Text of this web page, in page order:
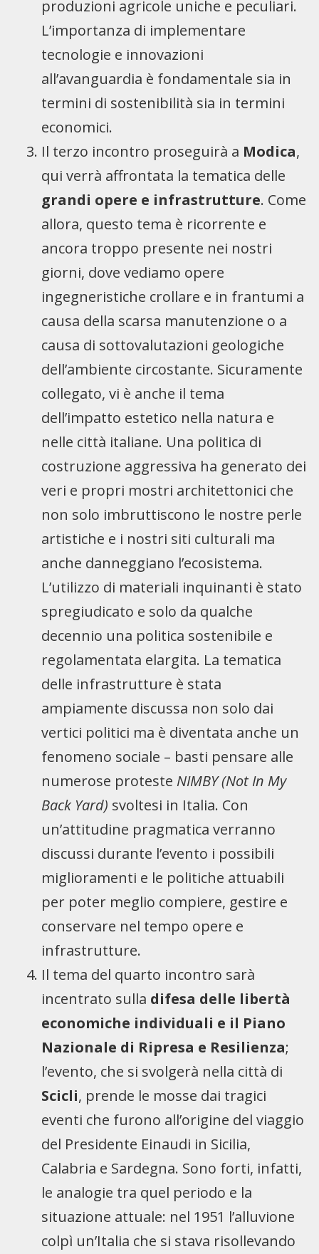
produzioni agricole uniche e peculiari.
L’importanza di implementare
tecnologie e innovazioni
all’avanguardia è fondamentale sia in
termini di sostenibilità sia in termini
economici.
Il terzo incontro proseguirà a Modica,
qui verrà affrontata la tematica delle
grandi opere e infrastrutture. Come
allora, questo tema è ricorrente e
ancora troppo presente nei nostri
giorni, dove vediamo opere
ingegneristiche crollare e in frantumi a
causa della scarsa manutenzione o a
causa di sottovalutazioni geologiche
dell’ambiente circostante. Sicuramente
collegato, vi è anche il tema
dell’impatto estetico nella natura e
nelle città italiane. Una politica di
costruzione aggressiva ha generato dei
veri e propri mostri architettonici che
non solo imbruttiscono le nostre perle
artistiche e i nostri siti culturali ma
anche danneggiano l’ecosistema.
L’utilizzo di materiali inquinanti è stato
spregiudicato e solo da qualche
decennio una politica sostenibile e
regolamentata elargita. La tematica
delle infrastrutture è stata
ampiamente discussa non solo dai
vertici politici ma è diventata anche un
fenomeno sociale – basti pensare alle
numerose proteste NIMBY (Not In My
Back Yard) svoltesi in Italia. Con
un’attitudine pragmatica verranno
discussi durante l’evento i possibili
miglioramenti e le politiche attuabili
per poter meglio compiere, gestire e
conservare nel tempo opere e
infrastrutture.
Il tema del quarto incontro sarà
incentrato sulla difesa delle libertà
economiche individuali e il Piano
Nazionale di Ripresa e Resilienza;
l’evento, che si svolgerà nella città di
Scicli, prende le mosse dai tragici
eventi che furono all’origine del viaggio
del Presidente Einaudi in Sicilia,
Calabria e Sardegna. Sono forti, infatti,
le analogie tra quel periodo e la
situazione attuale: nel 1951 l’alluvione
colpì un’Italia che si stava risollevando